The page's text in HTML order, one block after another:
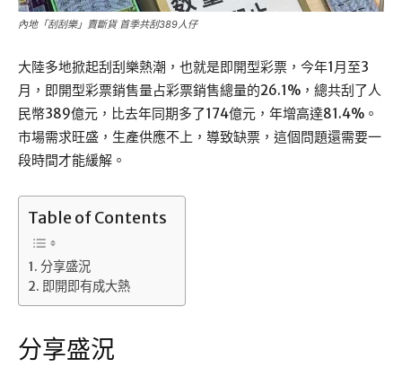
內地「刮刮樂」賣斷貨 首季共刮389人仔
大陸多地掀起刮刮樂熱潮，也就是即開型彩票，今年1月至3
月，即開型彩票銷售量占彩票銷售總量的26.1%，總共刮了人
民幣389億元，比去年同期多了174億元，年增高達81.4%。
市場需求旺盛，生產供應不上，導致缺票，這個問題還需要一
段時間才能緩解。
Table of Contents
分享盛況
即開即有成大熱
分享盛況